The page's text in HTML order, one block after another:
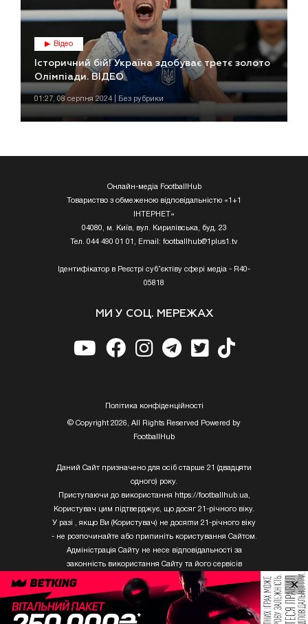
Відео
Історичний бій! Україна здобуває третє золото
Олімпіади. ВІДЕО
01:27, 08 серпня 2024 | Без рубрики
Онлайн-медіа FootballHub
Товариство з обмеженою відповідальністю «1+1
ІНТЕРНЕТ»
04080, м. Київ, вул. Кирилівська, буд. 23
Тел. 044 490 01 01, Email: footballhub@1plus1.tv
Ідентифікатор в Реєстрі суб’єктіву сфері медіа - R40-
05818
МИ У СОЦ. МЕРЕЖАХ
Полiтика конфiденцiйностi
© Copyright 2026, All Rights Reserved Powered by
FootballHub
Даний Сайт призначено для осіб старше 21 (двадцяти
одного) року.
Приступаючи до використання https://footballhub.ua,
Користувач цим підтверджує, що досяг 21-річного віку.
У разі , якщо Ви (Користувач) не досягли 21-річного віку
- не розпочинайте або припиніть користування Сайтом.
Адміністрація Сайту не несе відповідальності за
законність використання Сайту та його сервісів
Користувачем, який не досяг 21-річного віку.
Твори Getty Images, що розміщені на сайті, не можуть
×